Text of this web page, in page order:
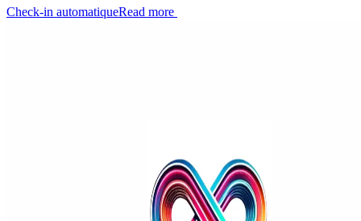
Check-in automatiqueRead more